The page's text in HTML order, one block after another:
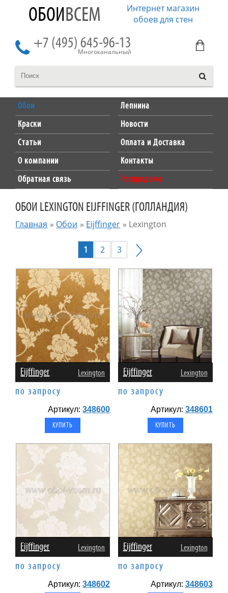
ОБОИВСЕМ
Интернет магазин
обоев для стен
+7 (495) 645-96-13
Многоканальный
Обои
Лепнина
Краски
Новости
Статьи
Оплата и Доставка
О компании
Контакты
Обратная связь
Распродажа
ОБОИ LEXINGTON EIJFFINGER (ГОЛЛАНДИЯ)
Главная » Обои » Eijffinger » Lexington
1 2 3
Eijffinger Lexington
по запросу
Артикул:348600
Eijffinger Lexington
по запросу
Артикул: 348601
Eijffinger Lexington
по запросу
Артикул:348602
Eijffinger Lexington
по запросу
Артикул: 348603